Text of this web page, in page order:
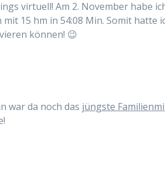
virtuell! Am 2. November habe
mit 15 hm in 54:08 Min. Somit
können! 😉
war da noch das jüngste